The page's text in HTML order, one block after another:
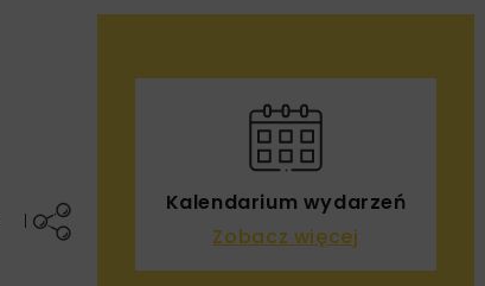
Kalendarium wydarzeń
Zobacz więcej